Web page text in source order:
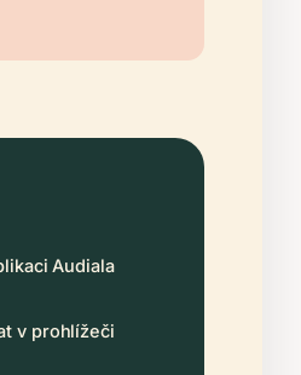
Audiala
v prohlížeči